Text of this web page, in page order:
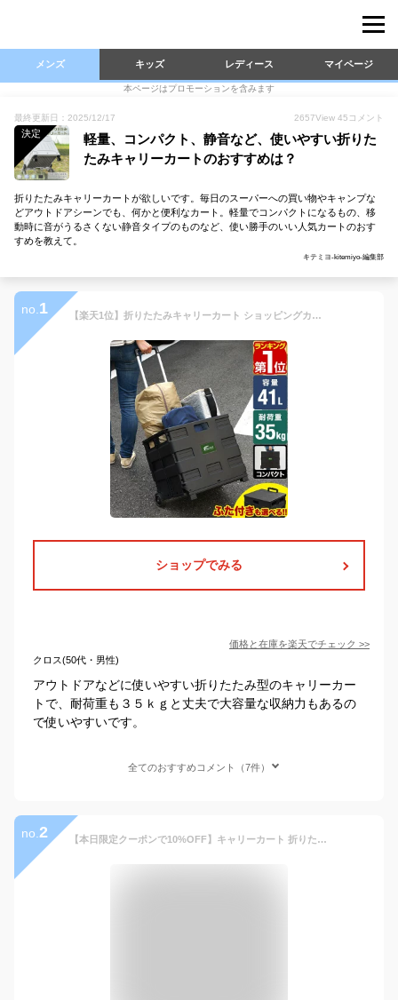
メンズ キッズ レディース マイページ
本ページはプロモーションを含みます
最終更新日：2025/12/17 2657View 45 コメント
決定
軽量、コンパクト、静音など、使いやすい折りた
たみキャリーカートのおすすめは？
折りたたみキャリーカートが欲しいです。毎日のスーパーへの買い物やキャンプな
どアウトドアシーンでも、何かと便利なカート。軽量でコンパクトになるもの、移
動時に音がうるさくない静音タイプのものなど、使い勝手のいい人気カートのおす
すめを教えて。
キテミヨ-kitemiyo-編集部
no. 1 【楽天1位】折りたたみキャリーカート ショッピングカート ふた キャリーカート コンテナ カート エコバッグ キャリー 台車 アウトドア レジャー スポーツ 運動会 耐荷重35kg キャスター付き 便利 荷台 蓋 荷物運び 買い物 FIELDOOR 1年保証 ★[送料無料]
ショップでみる
価格と在庫を楽天でチェック >>
クロス(50代・男性)
アウトドアなどに使いやすい折りたたみ型のキャリーカー
トで、耐荷重も３５ｋｇと丈夫で大容量な収納力もあるの
で使いやすいです。
全てのおすすめコメント（7件）
no. 2 【本日限定クーポンで10%OFF】キャリーカート 折りたたみ 軽量 台車 フタ付 耐荷重35kg コンパクト 2輪キャスター付 灯油 キャリー カート コンテナカート 折り畳み台車 荷物運び 買い物カゴ 灯油 運搬 折り畳みボックス キャリーボックス アウトドア